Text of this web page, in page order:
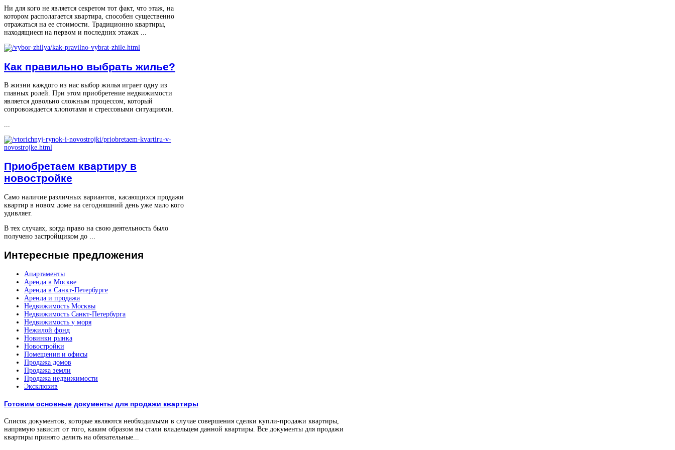
Ни для кого не является секретом тот факт, что этаж, на
котором располагается квартира, способен существенно
отражаться на ее стоимости. Традиционно квартиры,
находящиеся на первом и последних этажах ...
Как правильно выбрать жилье?
В жизни каждого из нас выбор жилья играет одну из
главных ролей. При этом приобретение недвижимости
является довольно сложным процессом, который
сопровождается хлопотами и стрессовыми ситуациями.
...
Приобретаем квартиру в
новостройке
Само наличие различных вариантов, касающихся продажи
квартир в новом доме на сегодняшний день уже мало кого
удивляет.
В тех случаях, когда право на свою деятельность было
получено застройщиком до ...
Интересные предложения
Апартаменты
Аренда в Москве
Аренда в Санкт-Петербурге
Аренда и продажа
Недвижимость Москвы
Недвижимость Санкт-Петербурга
Недвижимость у моря
Нежилой фонд
Новинки рынка
Новостройки
Помещения и офисы
Продажа домов
Продажа земли
Продажа недвижимости
Эксклюзив
Готовим основные документы для продажи квартиры
Список документов, которые являются необходимыми в случае совершения сделки купли-продажи квартиры,
напрямую зависит от того, каким образом вы стали владельцем данной квартиры. Все документы для продажи
квартиры принято делить на обязательные...